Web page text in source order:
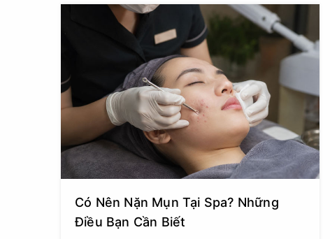
Có Nên Nặn Mụn Tại Spa? Những
Điều Bạn Cần Biết